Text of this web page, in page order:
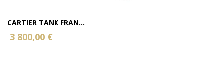
CARTIER TANK FRAN...
3 800,00 €